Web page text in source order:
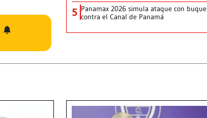
5 Panamax 2026 simula ataque con buque
contra el Canal de Panamá